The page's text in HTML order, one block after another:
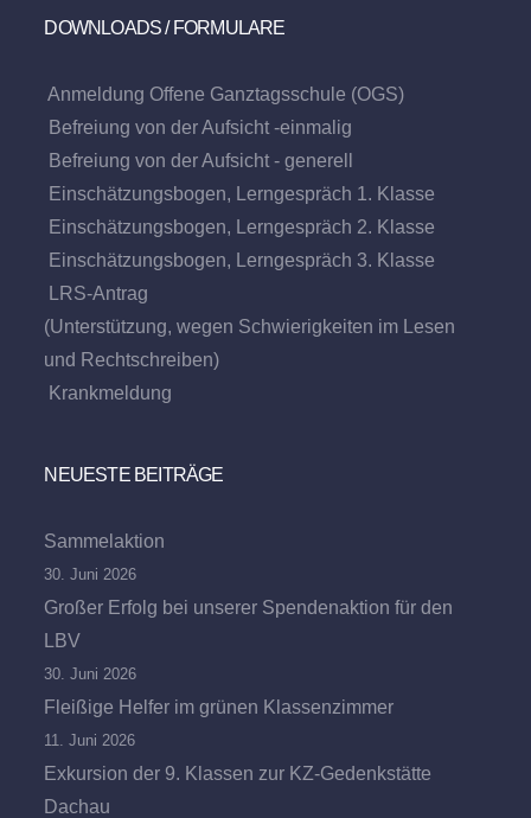
DOWNLOADS / FORMULARE
Anmeldung Offene Ganztagsschule (OGS)
Befreiung von der Aufsicht -einmalig
Befreiung von der Aufsicht - generell
Einschätzungsbogen, Lerngespräch 1. Klasse
Einschätzungsbogen, Lerngespräch 2. Klasse
Einschätzungsbogen, Lerngespräch 3. Klasse
LRS-Antrag
(Unterstützung, wegen Schwierigkeiten im Lesen
und Rechtschreiben)
Krankmeldung
NEUESTE BEITRÄGE
Sammelaktion
30. Juni 2026
Großer Erfolg bei unserer Spendenaktion für den
LBV
30. Juni 2026
Fleißige Helfer im grünen Klassenzimmer
11. Juni 2026
Exkursion der 9. Klassen zur KZ-Gedenkstätte
Dachau